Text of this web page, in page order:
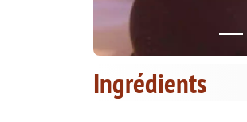
Ingrédients